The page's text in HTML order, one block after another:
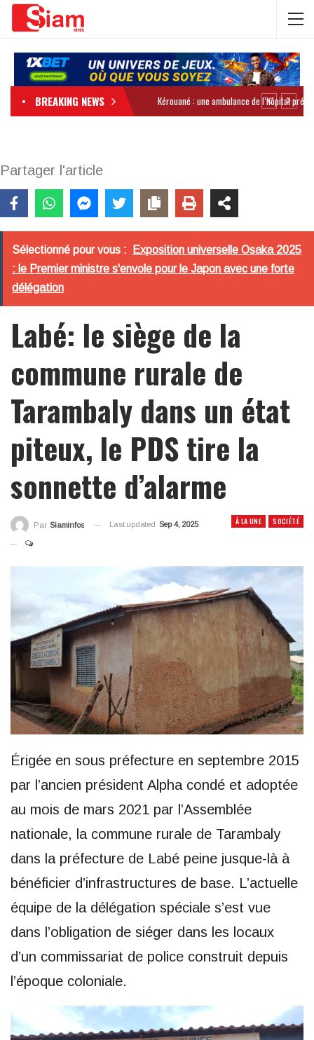
BREAKING NEWS
Partager l'article
Sélectionné pour vous :
Exposition universelle Osaka 2025
: le Premier ministre s'envole pour le Japon avec une forte
délégation
Labé: le siège de la
commune rurale de
Tarambaly dans un état
piteux, le PDS tire la
sonnette d’alarme
À LA UNE SOCIÉTÉ
Par Siaminfos Last updated Sep 4, 2025
Érigée en sous préfecture en septembre 2015
par l’ancien président Alpha condé et adoptée
au mois de mars 2021 par l’Assemblée
nationale, la commune rurale de Tarambaly
dans la préfecture de Labé peine jusque-là à
bénéficier d’infrastructures de base. L’actuelle
équipe de la délégation spéciale s’est vue
dans l’obligation de siéger dans les locaux
d’un commissariat de police construit depuis
l’époque coloniale.